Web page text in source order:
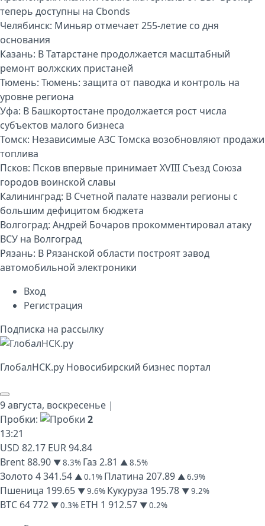
теперь доступны на Cbonds
Челябинск: Миньяр отмечает 255-летие со дня
основания
Казань: В Татарстане продолжается масштабный
ремонт волжских пристаней
Тюмень: Тюмень: защита от паводка и контроль на
уровне региона
Уфа: В Башкортостане продолжается рост числа
субъектов малого бизнеса
Томск: Независимые АЗС Томска возобновляют продажи
топлива
Псков: Псков впервые принимает XVIII Съезд Союза
городов воинской славы
Калининград: В Счетной палате назвали регионы с
большим дефицитом бюджета
Волгоград: Андрей Бочаров прокомментировал атаку
ВСУ на Волгоград
Рязань: В Рязанской области построят завод
автомобильной электроники
Вход
Регистрация
Подписка на рассылку
ГлобалНСК.py Новосибирский бизнес портал
9 августа, воскресенье |
Пробки:
2
13:21
USD 82.17 EUR94.84
Brent88.90 ▼ 8.3% Газ 2.81 ▲ 8.5%
Золото 4 341.54 ▲ 0.1% Платина 207.89 ▲ 6.9%
Пшеница 199.65 ▼ 9.6% Кукуруза 195.78 ▼ 9.2%
BTC 64 772 ▼ 0.3% ETH 1 912.57 ▼ 0.2%